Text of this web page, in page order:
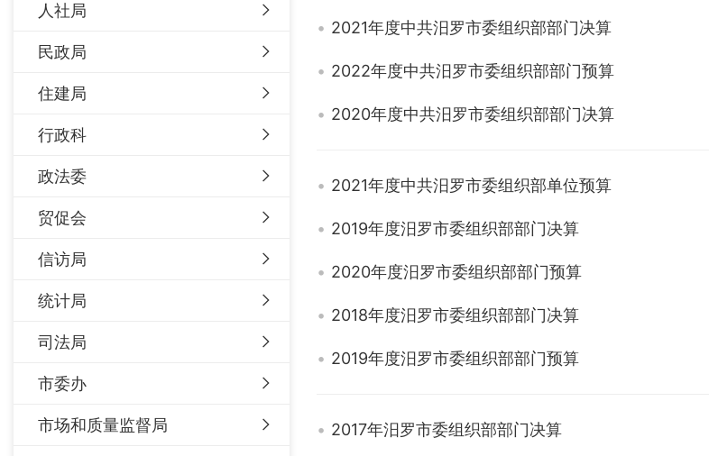
人社局
民政局
住建局
行政科
政法委
贸促会
信访局
统计局
司法局
市委办
市场和质量监督局
2021年度中共汨罗市委组织部部门决算
2022年度中共汨罗市委组织部部门预算
2020年度中共汨罗市委组织部部门决算
2021年度中共汨罗市委组织部单位预算
2019年度汨罗市委组织部部门决算
2020年度汨罗市委组织部部门预算
2018年度汨罗市委组织部部门决算
2019年度汨罗市委组织部部门预算
2017年汨罗市委组织部部门决算